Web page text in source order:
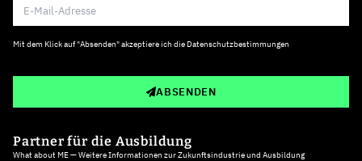
Mit dem Klick auf "Absenden" akzeptiere ich die Datenschutzbestimmungen
ABSENDEN
Partner für die Ausbildung
What about ME — Weitere Informationen zur Zukunftsindustrie und Ausbildung